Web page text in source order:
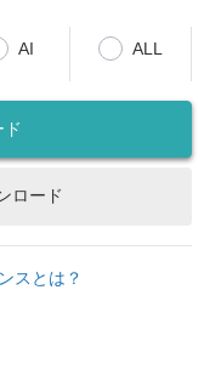
AI ALL
ド
ロード
スとは？